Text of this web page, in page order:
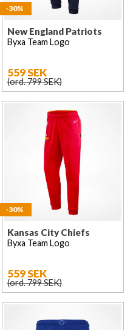
-30%
New England Patriots
Byxa Team Logo
559 SEK
(ord. 799 SEK)
-30%
Kansas City Chiefs
Byxa Team Logo
559 SEK
(ord. 799 SEK)